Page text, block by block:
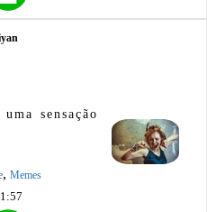
sensação
, Memes